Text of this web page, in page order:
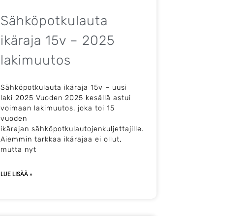
Sähköpotkulauta
ikäraja 15v – 2025
lakimuutos
Sähköpotkulauta ikäraja 15v – uusi
laki 2025 Vuoden 2025 kesällä astui
voimaan lakimuutos, joka toi 15
vuoden
ikärajan sähköpotkulautojenkuljettajille.
Aiemmin tarkkaa ikärajaa ei ollut,
mutta nyt
LUE LISÄÄ »